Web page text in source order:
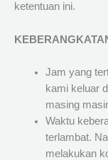
ketentuan ini.
Jam yang
kami keluar
masing
Waktu
terlambat.
melakukan